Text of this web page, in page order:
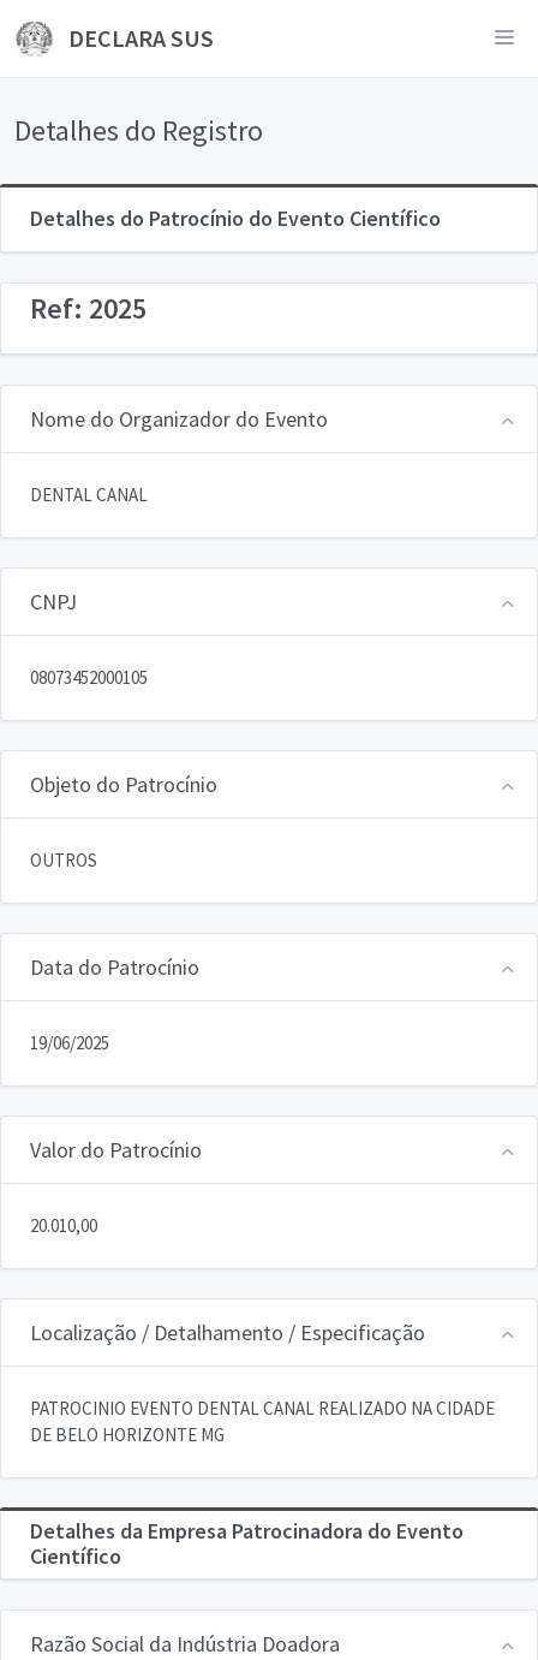
DECLARA SUS
Detalhes do Registro
Detalhes do Patrocínio do Evento Científico
Ref: 2025
Nome do Organizador do Evento
DENTAL CANAL
CNPJ
08073452000105
Objeto do Patrocínio
OUTROS
Data do Patrocínio
19/06/2025
Valor do Patrocínio
20.010,00
Localização / Detalhamento / Especificação
PATROCINIO EVENTO DENTAL CANAL REALIZADO NA CIDADE
DE BELO HORIZONTE MG
Detalhes da Empresa Patrocinadora do Evento
Científico
Razão Social da Indústria Doadora